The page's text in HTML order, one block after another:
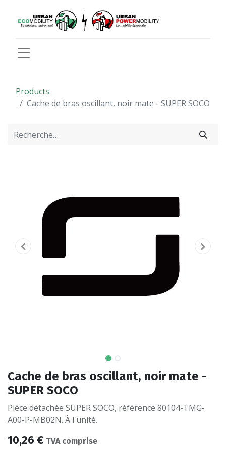
Products
Cache de bras oscillant, noir mate - SUPER SOCO
Cache de bras oscillant, noir mate -
SUPER SOCO
Pièce détachée SUPER SOCO, référence 80104-TMG-
A00-P-MB02N. À l'unité.
10,26 € TVA comprise